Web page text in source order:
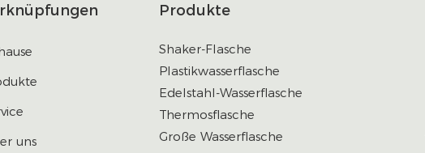
uns
Produkte
Shaker-Flasche
Plastikwasserflasche
Edelstahl-Wasserflasche
Thermosflasche
Große Wasserflasche